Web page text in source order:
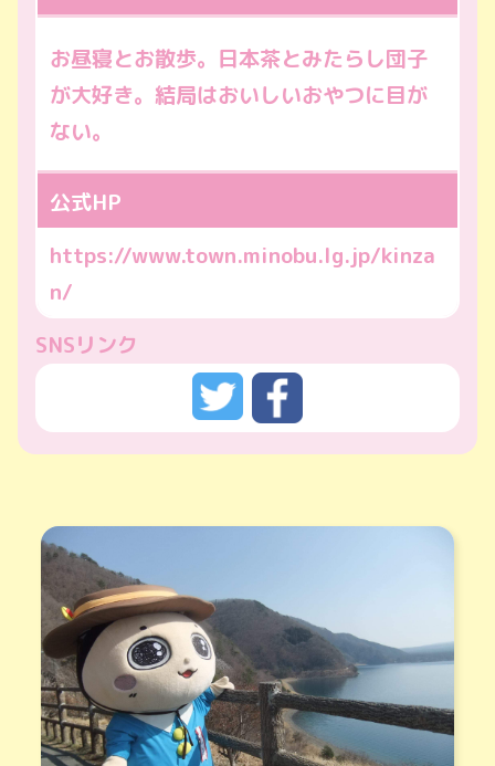
お昼寝とお散歩。日本茶とみたらし団子
が大好き。結局はおいしいおやつに目が
ない。
公式HP
https://www.town.minobu.lg.jp/kinza
n/
SNSリンク